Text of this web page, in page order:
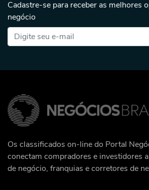
Cadastre-se para receber as melhores
negócio
Os classificados on-line do Portal
conectam compradores e investidores
de negócio, franquias e corretores de